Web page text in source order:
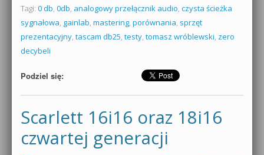
Tagi: 0 db, 0db, analogowy przełącznik audio, czysta ścieżka
sygnałowa, gainlab, mastering, porównania, sprzęt
prezentacyjny, tascam db25, testy, tomasz wróblewski, zero
decybeli
Podziel się:
Scarlett 16i16 oraz 18i16
czwartej generacji